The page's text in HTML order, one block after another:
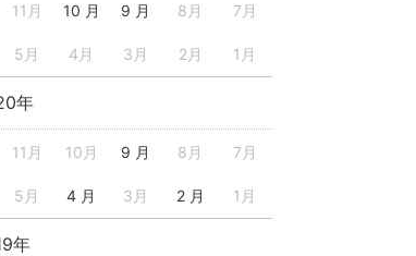
11月 10 月 9 月 8月 7月
5月 4月 3月 2月 1月
年
11月 10月 9 月 8月 7月
5月 4 月 3月 2 月 1月
年